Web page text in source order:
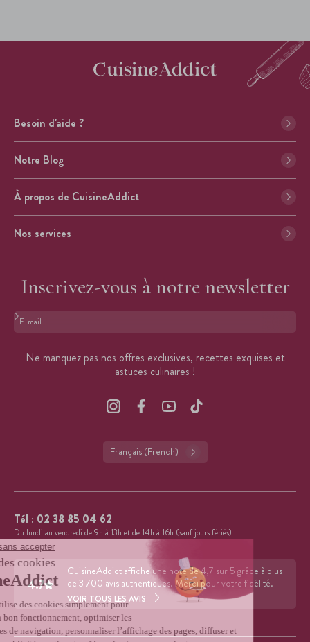
Besoin d'aide ?
Notre Blog
À propos de CuisineAddict
Nos services
Inscrivez-vous à notre newsletter
Format : adresse@email.com
Ne manquez pas nos offres exclusives, recettes exquises et
astuces culinaires !
Français (French)
Tél : 02 38 85 04 62
Du lundi au vendredi de 9h à 13h et de 14h à 16h (sauf jours fériés).
4.7
CuisineAddict affiche une note de 4,7 sur 5 grâce à plus
de 3 700 avis authentiques. Merci pour votre fidélité.
VOIR TOUS LES AVIS